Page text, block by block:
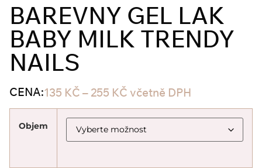
BAREVNY GEL LAK
BABY MILK TRENDY
NAILS
CENA:135 KČ – 255 KČ včetně DPH
Objem